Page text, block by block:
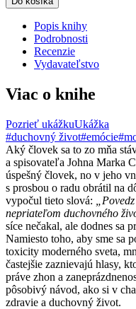
Popis knihy
Podrobnosti
Recenzie
Vydavateľstvo
Viac o knihe
Pozrieť ukážkuUkážka
#duchovný život#emócie
Aký človek sa to zo mňa
a spisovateľa Johna Marka
úspešný človek, no v jeho
s prosbou o radu obrátil na
vypočul tieto slová:
nepriateľom duchovného
síce nečakal, ale dodnes sa
Namiesto toho, aby sme sa
toxicity moderného sveta,
častejšie zaznievajú hlasy,
práve zhon a
pôsobivý návod, ako si v
zdravie a duchovný život.